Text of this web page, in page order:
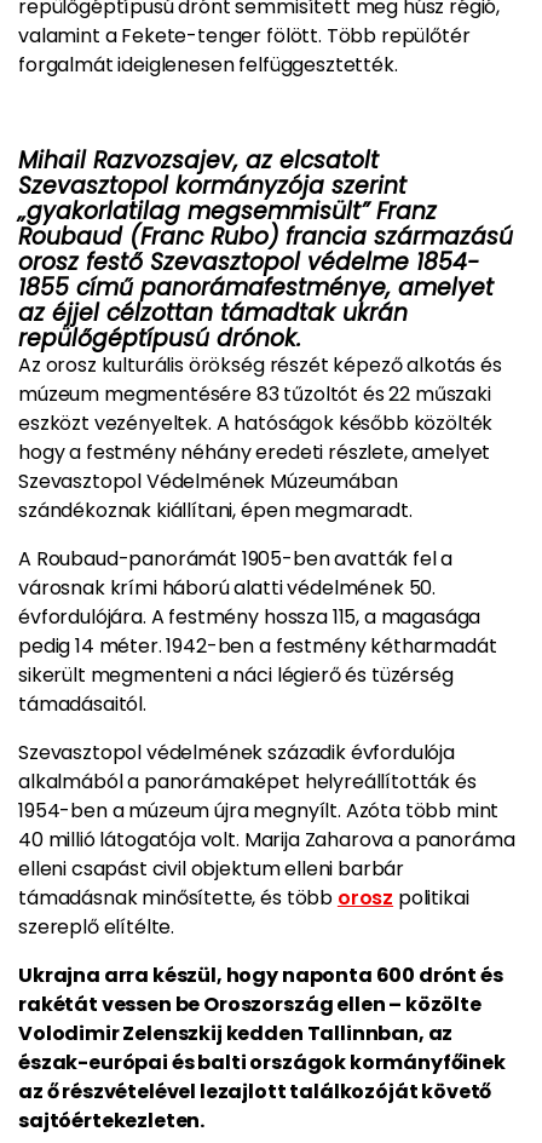
repülőgéptípusú drónt semmisített meg húsz régió,
valamint a Fekete-tenger fölött. Több repülőtér
forgalmát ideiglenesen felfüggesztették.
Mihail Razvozsajev, az elcsatolt
Szevasztopol kormányzója szerint
„gyakorlatilag megsemmisült” Franz
Roubaud (Franc Rubo) francia származású
orosz festő Szevasztopol védelme 1854-
1855 című panorámafestménye, amelyet
az éjjel célzottan támadtak ukrán
repülőgéptípusú drónok.
Az orosz kulturális örökség részét képező alkotás és
múzeum megmentésére 83 tűzoltót és 22 műszaki
eszközt vezényeltek. A hatóságok később közölték
hogy a festmény néhány eredeti részlete, amelyet
Szevasztopol Védelmének Múzeumában
szándékoznak kiállítani, épen megmaradt.
A Roubaud-panorámát 1905-ben avatták fel a
városnak krími háború alatti védelmének 50.
évfordulójára. A festmény hossza 115, a magasága
pedig 14 méter. 1942-ben a festmény kétharmadát
sikerült megmenteni a náci légierő és tüzérség
támadásaitól.
Szevasztopol védelmének századik évfordulója
alkalmából a panorámaképet helyreállították és
1954-ben a múzeum újra megnyílt. Azóta több mint
40 millió látogatója volt. Marija Zaharova a panoráma
elleni csapást civil objektum elleni barbár
támadásnak minősítette, és több orosz politikai
szereplő elítélte.
Ukrajna arra készül, hogy naponta 600 drónt és
rakétát vessen be Oroszország ellen – közölte
Volodimir Zelenszkij kedden Tallinnban, az
észak-európai és balti országok kormányfőinek
az ő részvételével lezajlott találkozóját követő
sajtóértekezleten.